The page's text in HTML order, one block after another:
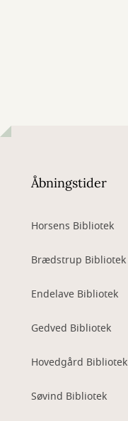
Åbningstider
Horsens Bibliotek
Brædstrup Bibliotek
Endelave Bibliotek
Gedved Bibliotek
Hovedgård Bibliotek
Søvind Bibliotek